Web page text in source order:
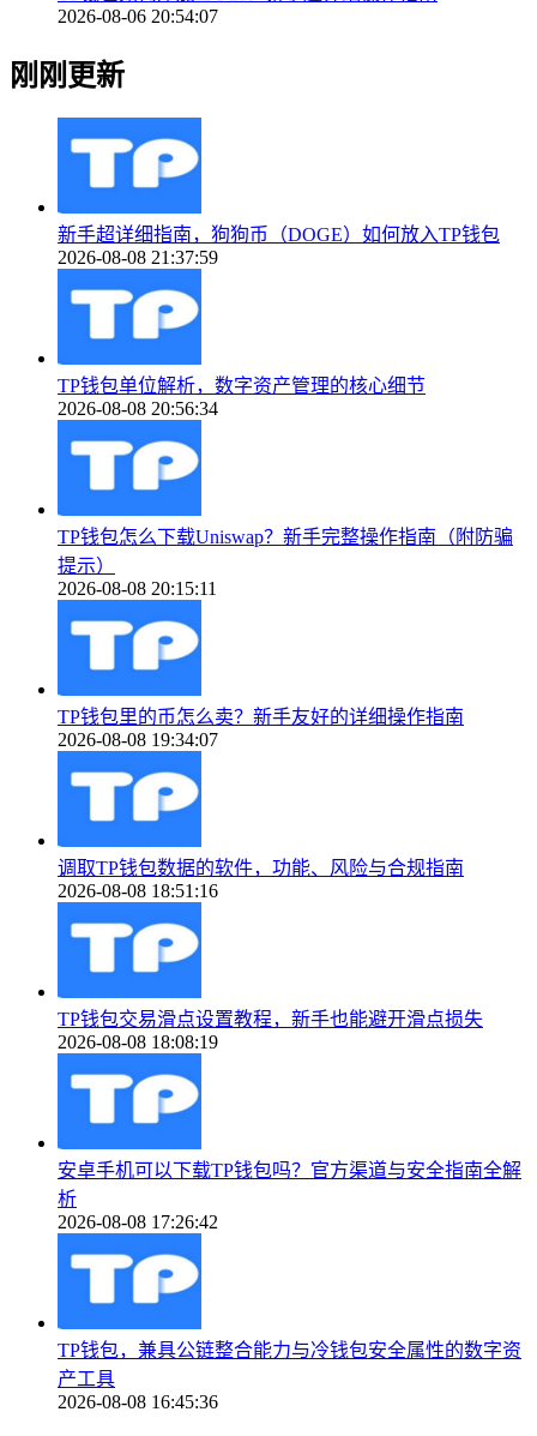
2026-08-06 20:54:07
刚刚更新
新手超详细指南，狗狗币（DOGE）如何放入TP钱包
2026-08-08 21:37:59
TP钱包单位解析，数字资产管理的核心细节
2026-08-08 20:56:34
TP钱包怎么下载Uniswap？新手完整操作指南（附防骗
提示）
2026-08-08 20:15:11
TP钱包里的币怎么卖？新手友好的详细操作指南
2026-08-08 19:34:07
调取TP钱包数据的软件，功能、风险与合规指南
2026-08-08 18:51:16
TP钱包交易滑点设置教程，新手也能避开滑点损失
2026-08-08 18:08:19
安卓手机可以下载TP钱包吗？官方渠道与安全指南全解
析
2026-08-08 17:26:42
TP钱包，兼具公链整合能力与冷钱包安全属性的数字资
产工具
2026-08-08 16:45:36